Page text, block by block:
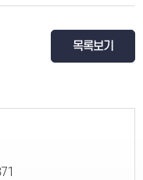
목록보기